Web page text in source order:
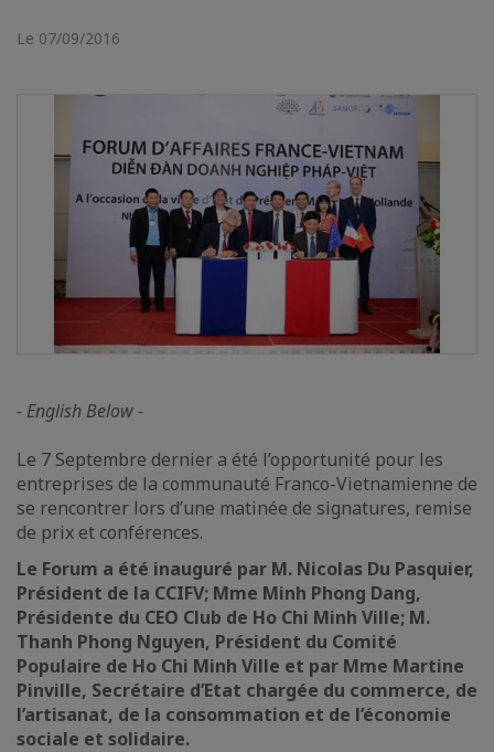
Le 07/09/2016
- English Below -
Le 7 Septembre dernier a été l’opportunité pour les
entreprises de la communauté Franco-Vietnamienne de
se rencontrer lors d’une matinée de signatures, remise
de prix et conférences.
Le Forum a été inauguré par M. Nicolas Du Pasquier,
Président de la CCIFV; Mme Minh Phong Dang,
Présidente du CEO Club de Ho Chi Minh Ville; M.
Thanh Phong Nguyen, Président du Comité
Populaire de Ho Chi Minh Ville et par Mme Martine
Pinville, Secrétaire d’Etat chargée du commerce, de
l’artisanat, de la consommation et de l’économie
sociale et solidaire.